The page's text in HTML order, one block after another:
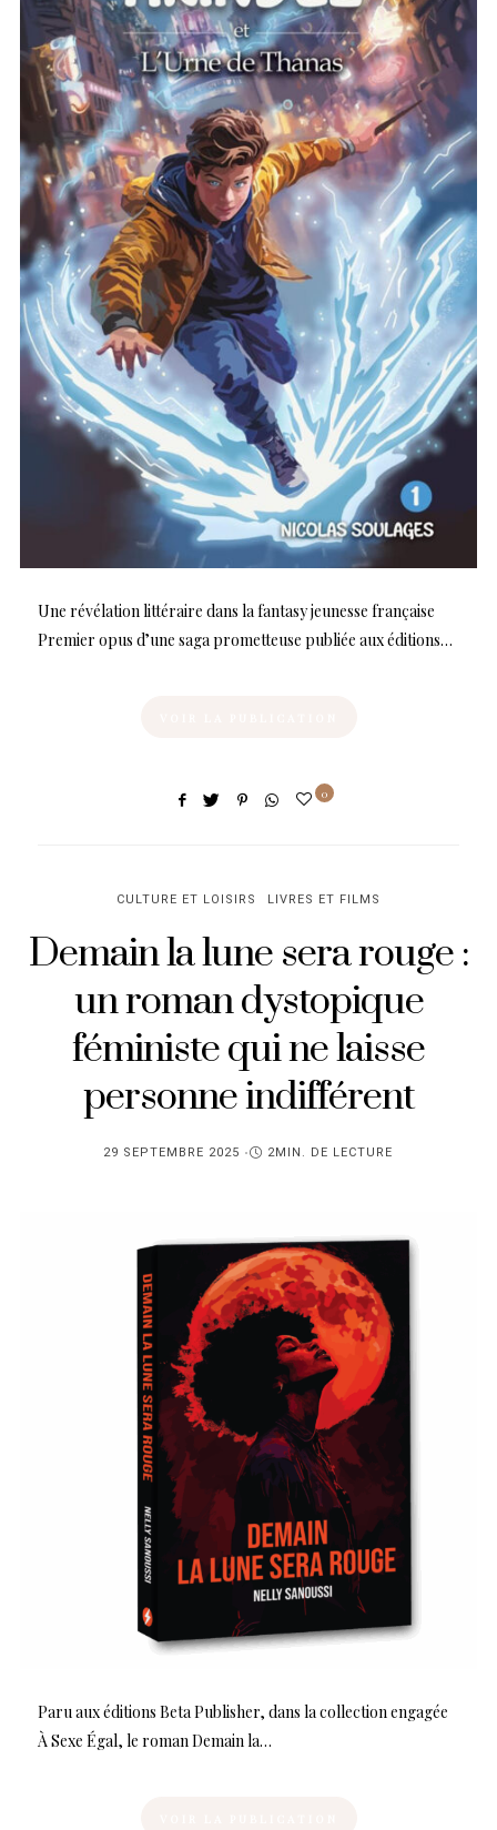
Une révélation littéraire dans la fantasy jeunesse française
Premier opus d’une saga prometteuse publiée aux éditions…
0
CULTURE ET LOISIRS LIVRES ET FILMS
Demain la lune sera rouge :
un roman dystopique
féministe qui ne laisse
personne indifférent
PUBLIÉ
29 SEPTEMBRE 2025 2MIN. DE LECTURE
Paru aux éditions Beta Publisher, dans la collection engagée
À Sexe Égal, le roman Demain la…